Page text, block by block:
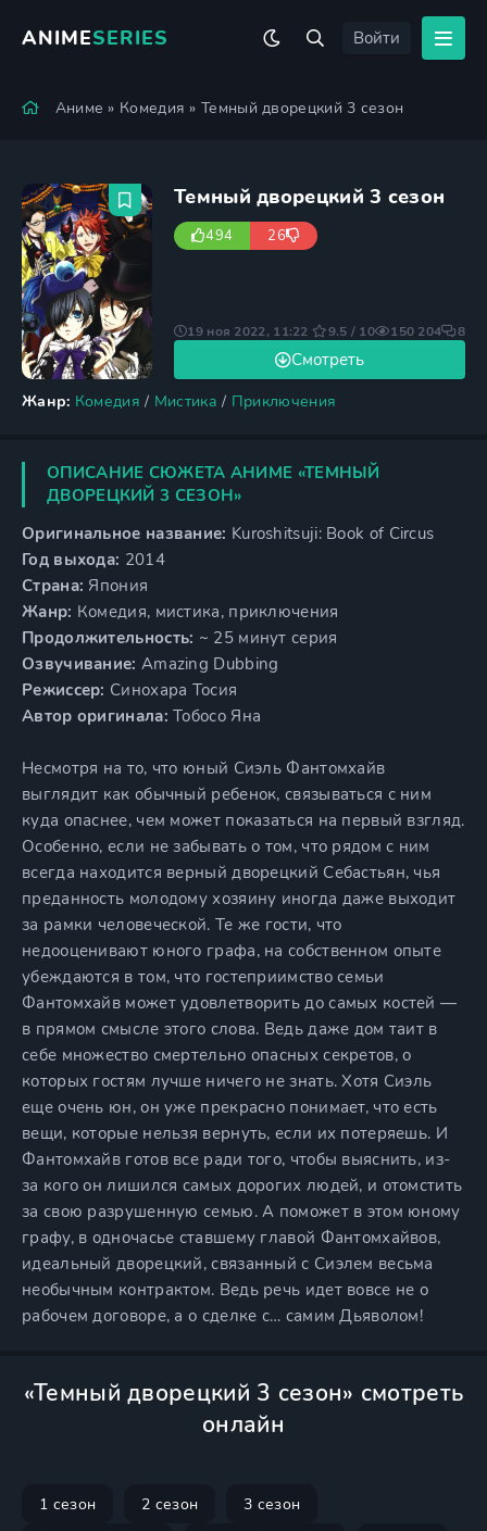
ANIMESERIES Войти
Аниме » Комедия » Темный дворецкий 3 сезон
Темный дворецкий 3 сезон
494 26
Жанр: Комедия / Мистика / Приключения
Смотреть
19 ноя 2022, 11:22 9.5 / 10 150 204 8
ОПИСАНИЕ СЮЖЕТА АНИМЕ «ТЕМНЫЙ
ДВОРЕЦКИЙ 3 СЕЗОН»
Оригинальное название: Kuroshitsuji: Book of Circus
Год выхода: 2014
Страна: Япония
Жанр: Комедия, мистика, приключения
Продолжительность: ~ 25 минут серия
Озвучивание: Amazing Dubbing
Режиссер: Синохара Тосия
Автор оригинала: Тобосо Яна
Несмотря на то, что юный Сиэль Фантомхайв
выглядит как обычный ребенок, связываться с ним
куда опаснее, чем может показаться на первый взгляд.
Особенно, если не забывать о том, что рядом с ним
всегда находится верный дворецкий Себастьян, чья
преданность молодому хозяину иногда даже выходит
за рамки человеческой. Те же гости, что
недооценивают юного графа, на собственном опыте
убеждаются в том, что гостеприимство семьи
Фантомхайв может удовлетворить до самых костей —
в прямом смысле этого слова. Ведь даже дом таит в
себе множество смертельно опасных секретов, о
которых гостям лучше ничего не знать. Хотя Сиэль
еще очень юн, он уже прекрасно понимает, что есть
вещи, которые нельзя вернуть, если их потеряешь. И
Фантомхайв готов все ради того, чтобы выяснить, из-
за кого он лишился самых дорогих людей, и отомстить
за свою разрушенную семью. А поможет в этом юному
графу, в одночасье ставшему главой Фантомхайвов,
идеальный дворецкий, связанный с Сиэлем весьма
необычным контрактом. Ведь речь идет вовсе не о
рабочем договоре, а о сделке с… самим Дьяволом!
«Темный дворецкий 3 сезон» смотреть
онлайн
1 сезон 2 сезон
3 сезон